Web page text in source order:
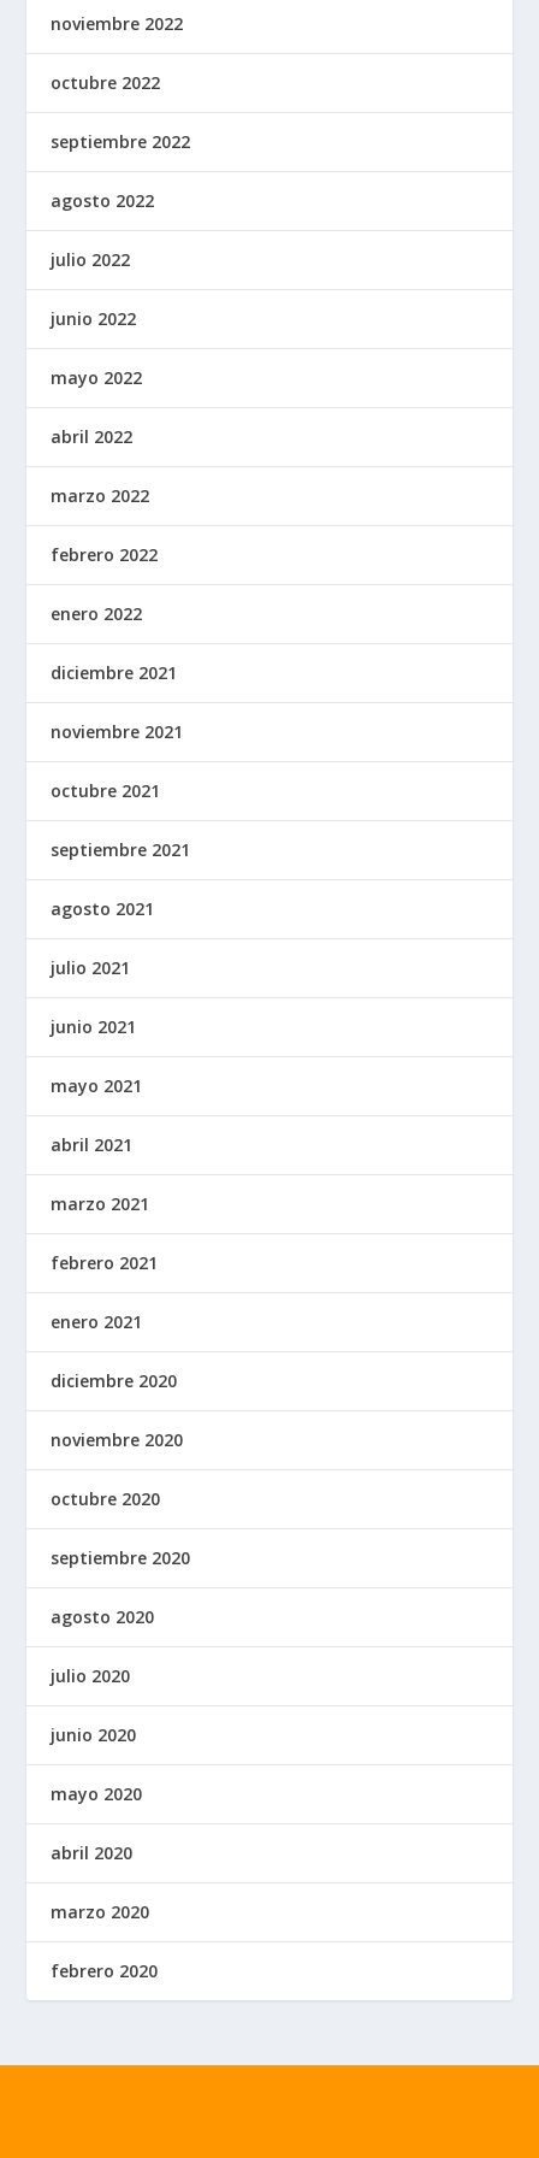
noviembre 2022
octubre 2022
septiembre 2022
agosto 2022
julio 2022
junio 2022
mayo 2022
abril 2022
marzo 2022
febrero 2022
enero 2022
diciembre 2021
noviembre 2021
octubre 2021
septiembre 2021
agosto 2021
julio 2021
junio 2021
mayo 2021
abril 2021
marzo 2021
febrero 2021
enero 2021
diciembre 2020
noviembre 2020
octubre 2020
septiembre 2020
agosto 2020
julio 2020
junio 2020
mayo 2020
abril 2020
marzo 2020
febrero 2020